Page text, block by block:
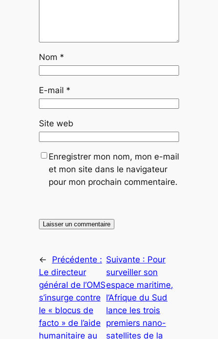
Nom *
E-mail *
Site web
Enregistrer mon nom, mon e-mail
et mon site dans le navigateur
pour mon prochain commentaire.
←
Précédente :
Le directeur
général de l’OMS
s’insurge contre
le « blocus de
facto » de l’aide
humanitaire au
Suivante : Pour
surveiller son
espace maritime,
l’Afrique du Sud
lance les trois
premiers nano-
satellites de la